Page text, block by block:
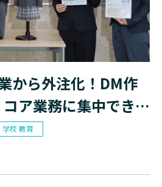
から外注化！DM作
ア業務に集中できる
学校 教育